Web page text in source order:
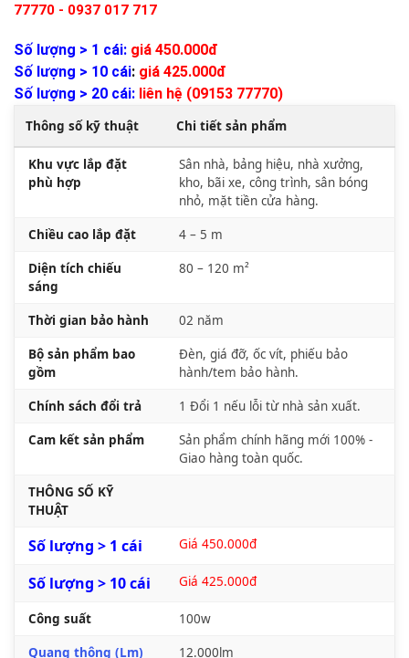
77770 - 0937 017 717
Số lượng > 1 cái: giá 450.000đ
Số lượng > 10 cái: giá 425.000đ
Số lượng > 20 cái: liên hệ (09153 77770)
Thông số kỹ thuật Chi tiết sản phẩm
Khu vực lắp đặt
phù hợp
Sân nhà, bảng hiệu, nhà xưởng,
kho, bãi xe, công trình, sân bóng
nhỏ, mặt tiền cửa hàng.
Chiều cao lắp đặt 4 – 5 m
Diện tích chiếu
sáng
80 – 120 m²
Thời gian bảo hành 02 năm
Bộ sản phẩm bao
gồm
Đèn, giá đỡ, ốc vít, phiếu bảo
hành/tem bảo hành.
Chính sách đổi trả 1 Đổi 1 nếu lỗi từ nhà sản xuất.
Cam kết sản phẩm
Sản phẩm chính hãng mới 100% -
Giao hàng toàn quốc.
THÔNG SỐ KỸ
THUẬT
Số lượng > 1 cái Giá 450.000đ
Số lượng > 10 cái Giá 425.000đ
Công suất 100w
Quang thông (Lm) 12.000lm